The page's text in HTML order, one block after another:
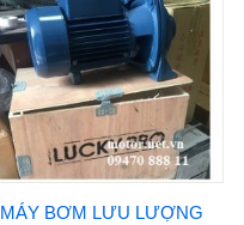
MÁY BƠM LƯU LƯỢNG